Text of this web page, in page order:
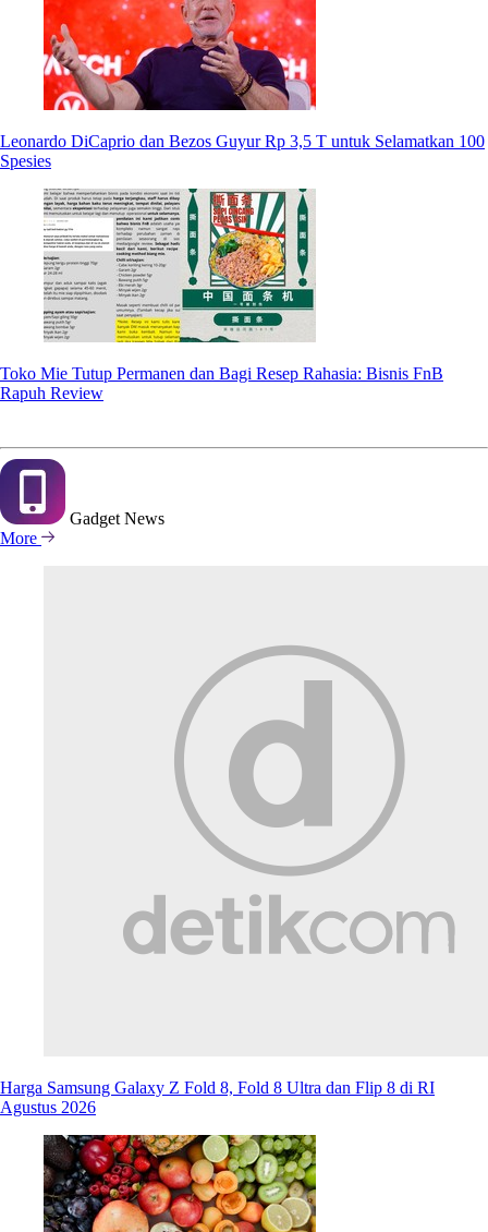
Leonardo DiCaprio dan Bezos Guyur Rp 3,5 T untuk Selamatkan 100
Spesies
Toko Mie Tutup Permanen dan Bagi Resep Rahasia: Bisnis FnB
Rapuh Review
Gadget News
More
Harga Samsung Galaxy Z Fold 8, Fold 8 Ultra dan Flip 8 di RI
Agustus 2026